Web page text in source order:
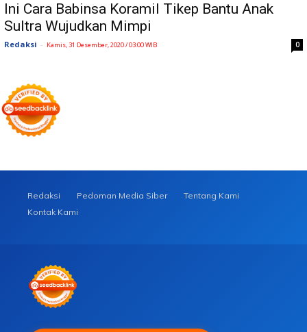
Ini Cara Babinsa Koramil Tikep Bantu Anak
Sultra Wujudkan Mimpi
Redaksi - Kamis, 31 Desember, 2020 / 03:00 WIB 0
Redaksi Pedoman Media Siber
Tentang Kami
Kontak Kami